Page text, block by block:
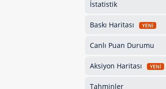
İstatistik
Baskı Haritası YENİ
Canlı Puan Durumu
Aksiyon Haritası YENİ
Tahminler